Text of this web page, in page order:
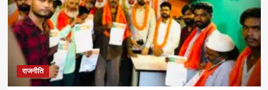
को
बदायूं,
9
अगस्त
को
बबराला
में
करेंगे
राजनीति